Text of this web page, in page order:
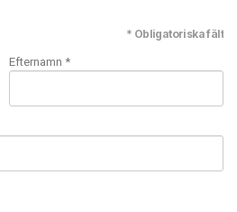
* Obligatoriska fält
Efternamn *